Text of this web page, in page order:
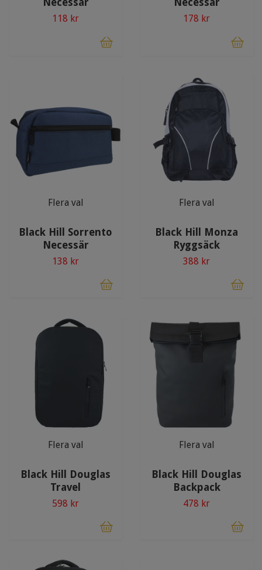
Necessär
118 kr
Necessär
178 kr
Flera val
Black Hill Sorrento
Necessär
138 kr
Flera val
Black Hill Monza
Ryggsäck
388 kr
Flera val
Black Hill Douglas
Travel
598 kr
Flera val
Black Hill Douglas
Backpack
478 kr